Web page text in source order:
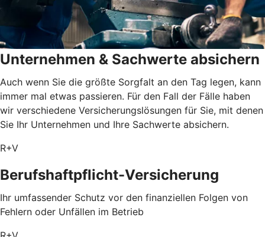
Unternehmen & Sachwerte absichern
Auch wenn Sie die größte Sorgfalt an den Tag legen, kann
immer mal etwas passieren. Für den Fall der Fälle haben
wir verschiedene Versicherungslösungen für Sie, mit denen
Sie Ihr Unternehmen und Ihre Sachwerte absichern.
R+V
Berufshaftpflicht-Versicherung
Ihr umfassender Schutz vor den finanziellen Folgen von
Fehlern oder Unfällen im Betrieb